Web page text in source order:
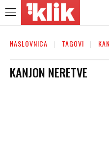
NASLOVNICA TAGOVI
KANJON NERETVE